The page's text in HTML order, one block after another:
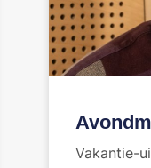
Vakantie-